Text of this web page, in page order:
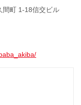
間町 1-18信交ビル